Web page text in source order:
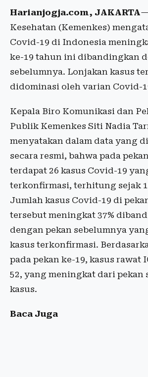
Harianjogja.com, JAKARTA
Kesehatan (Kemenkes)
Covid-19 di Indonesia
ke-19 tahun ini dibandingkan
sebelumnya. Lonjakan kasus
didominasi oleh varian Covid-
Kepala Biro Komunikasi dan
Publik Kemenkes Siti Nadia
menyatakan dalam data yang
secara resmi, bahwa pada
terdapat 26 kasus Covid-19
terkonfirmasi, terhitung sejak
Jumlah kasus Covid-19 di
tersebut meningkat 37%
dengan pekan sebelumnya
kasus terkonfirmasi.
pada pekan ke-19, kasus rawat
52, yang meningkat dari pekan
kasus.
Baca Juga